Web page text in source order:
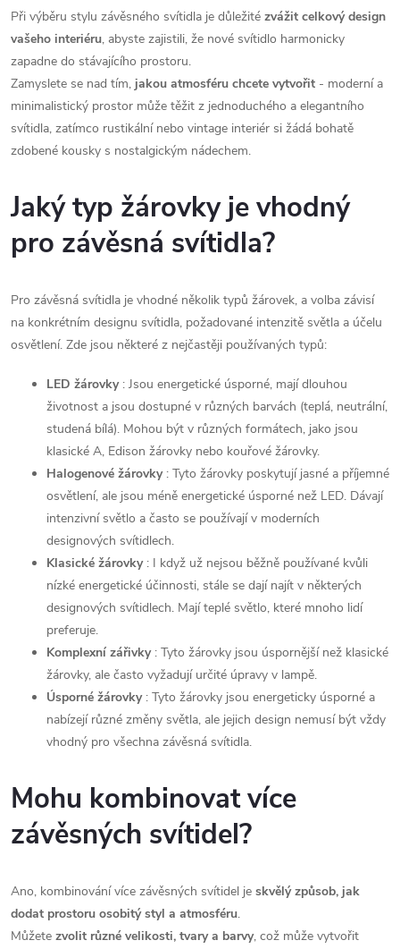
Při výběru stylu závěsného svítidla je důležité zvážit celkový design
vašeho interiéru, abyste zajistili, že nové svítidlo harmonicky
zapadne do stávajícího prostoru.
Zamyslete se nad tím, jakou atmosféru chcete vytvořit - moderní a
minimalistický prostor může těžit z jednoduchého a elegantního
svítidla, zatímco rustikální nebo vintage interiér si žádá bohatě
zdobené kousky s nostalgickým nádechem.
Jaký typ žárovky je vhodný
pro závěsná svítidla?
Pro závěsná svítidla je vhodné několik typů žárovek, a volba závisí
na konkrétním designu svítidla, požadované intenzitě světla a účelu
osvětlení. Zde jsou některé z nejčastěji používaných typů:
LED žárovky : Jsou energetické úsporné, mají dlouhou
životnost a jsou dostupné v různých barvách (teplá, neutrální,
studená bílá). Mohou být v různých formátech, jako jsou
klasické A, Edison žárovky nebo kouřové žárovky.
Halogenové žárovky : Tyto žárovky poskytují jasné a příjemné
osvětlení, ale jsou méně energetické úsporné než LED. Dávají
intenzivní světlo a často se používají v moderních
designových svítidlech.
Klasické žárovky : I když už nejsou běžně používané kvůli
nízké energetické účinnosti, stále se dají najít v některých
designových svítidlech. Mají teplé světlo, které mnoho lidí
preferuje.
Komplexní zářivky : Tyto žárovky jsou úspornější než klasické
žárovky, ale často vyžadují určité úpravy v lampě.
Úsporné žárovky : Tyto žárovky jsou energeticky úsporné a
nabízejí různé změny světla, ale jejich design nemusí být vždy
vhodný pro všechna závěsná svítidla.
Mohu kombinovat více
závěsných svítidel?
Ano, kombinování více závěsných svítidel je skvělý způsob, jak
dodat prostoru osobitý styl a atmosféru.
Můžete zvolit různé velikosti, tvary a barvy, což může vytvořit